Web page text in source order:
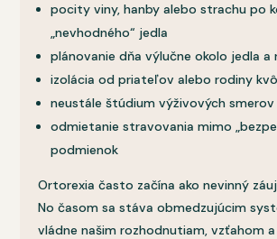
pocity viny, hanby alebo strachu po
„nevhodného“ jedla
plánovanie dňa výlučne okolo jedla a
izolácia od priateľov alebo rodiny
neustále štúdium výživových
odmietanie stravovania mimo
podmienok
Ortorexia často začína ako nevinný
No časom sa stáva obmedzujúcim
vládne našim rozhodnutiam, vzťahom a